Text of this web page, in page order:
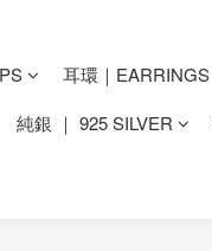
耳環｜EARRINGS
純銀 ｜ 925 SILVER